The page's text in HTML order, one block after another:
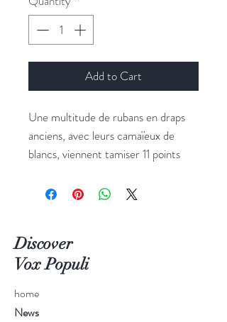
Add to Cart
Une multitude de rubans en draps
anciens, avec leurs camaïeux de
blancs, viennent tamiser 11 points
devis).
Discover
Vox Populi
home
News